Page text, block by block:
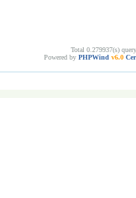
Total 0.279937(s)
Powered by PHPWind v6.0